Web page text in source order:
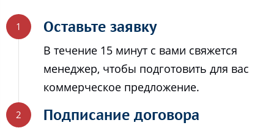
Оставьте заявку
В течение 15 минут с вами свяжется
менеджер, чтобы подготовить для вас
коммерческое предложение.
Подписание договора